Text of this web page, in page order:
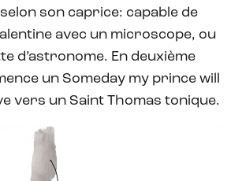
son caprice: capable de
avec un microscope, ou
d’astronome. En deuxième
un Someday my prince will
vers un Saint Thomas tonique.